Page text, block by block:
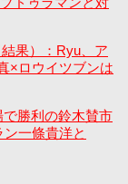
果）：Ryu、ア
×ロウイツブンは
勝利の鈴木賛市
一條貴洋と